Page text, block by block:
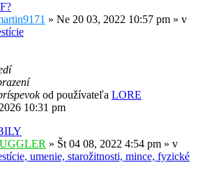
» Ne 20 03, 2022 10:57 pm » v
od používateľa LORE
10:31 pm
» Št 04 08, 2022 4:54 pm » v
umenie, starožitnosti, mince, fyzické